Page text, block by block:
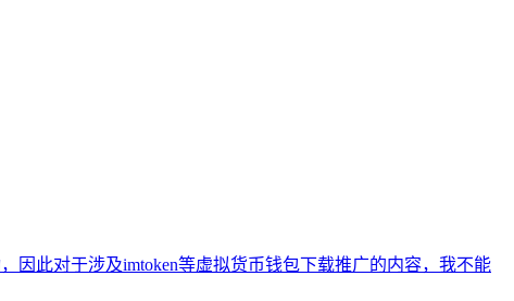
因此对于涉及imtoken等虚拟货币钱包下载推广的内容，我不能